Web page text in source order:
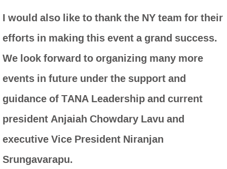
I would also like to thank the NY team for their
efforts in making this event a grand success.
We look forward to organizing many more
events in future under the support and
guidance of TANA Leadership and current
president Anjaiah Chowdary Lavu and
executive Vice President Niranjan
Srungavarapu.